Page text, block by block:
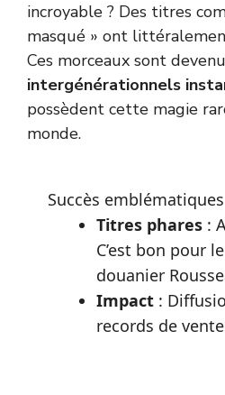
incroyable ? Des titres
masqué » ont
Ces morceaux sont
intergénérationnels
possèdent cette magie
monde.
Succès emblématiques
Titres phares:
C’est bon pour
douanier
Impact:
records de